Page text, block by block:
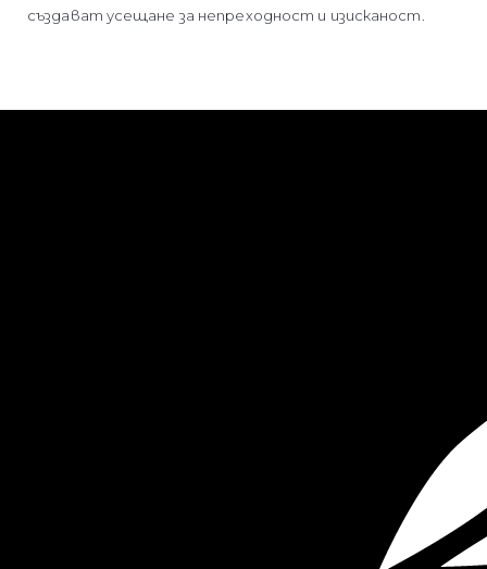
създават усещане за непреходност и изисканост.